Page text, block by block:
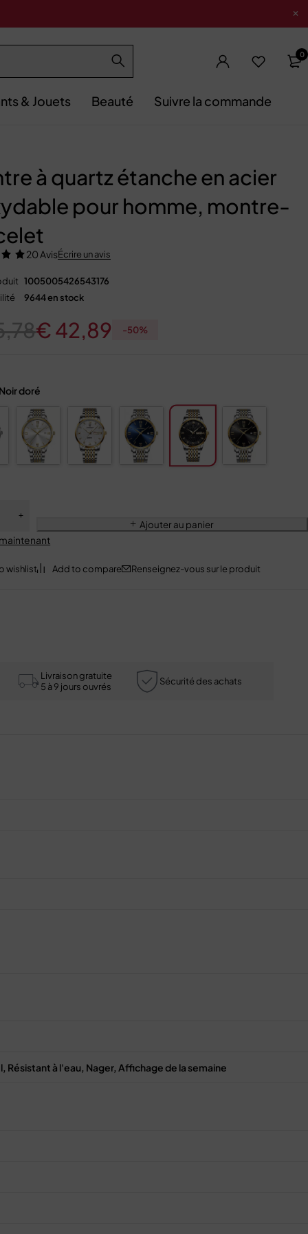
0
& Jouets Beauté Suivre la commande
à quartz étanche en acier
pour homme, montre-
20 AvisÉcrire un avis
1005005426543176
9644 en stock
€42,89 -50%
doré
Ajouter au panier
Renseignez-vous sur le produit
Livraison gratuite
5 à 9 jours ouvrés
Sécurité des achats
à l'eau, Nager, Affichage de la semaine